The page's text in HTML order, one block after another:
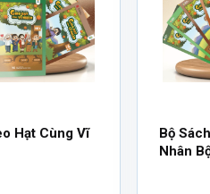
Hạt Cùng Vĩ
Bộ
Nhân